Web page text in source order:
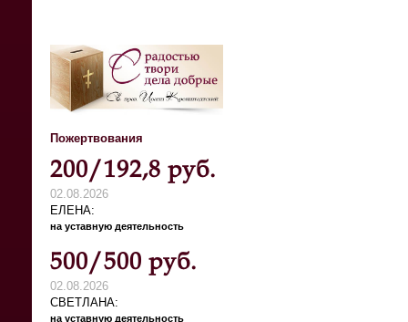
Пожертвования
200/192,8 руб.
02.08.2026
ЕЛЕНА
на уставную деятельность
500/500 руб.
02.08.2026
СВЕТЛАНА
на уставную деятельность